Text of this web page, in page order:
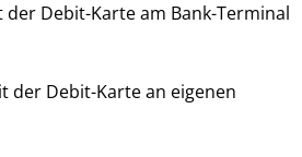
Debit-Karte am Bank-Terminal
der Debit-Karte an eigenen